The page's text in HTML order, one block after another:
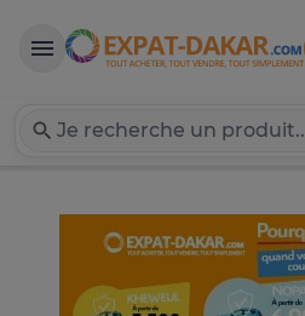
Expat-Dakar